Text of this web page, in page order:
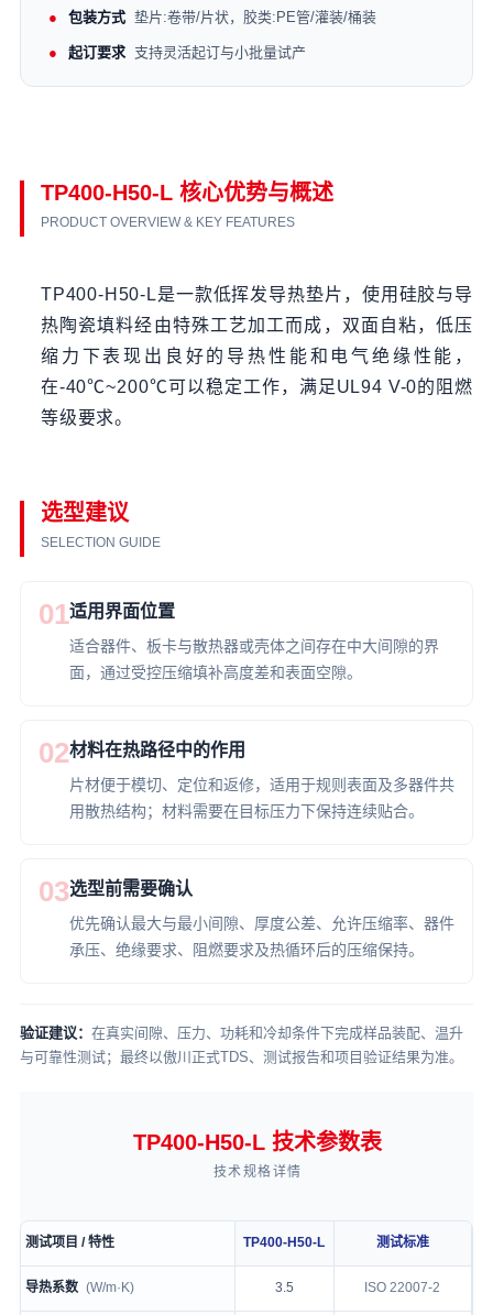
包装方式 垫片:卷带/片状，胶类:PE管/灌装/桶装
起订要求 支持灵活起订与小批量试产
TP400-H50-L 核心优势与概述
PRODUCT OVERVIEW & KEY FEATURES
TP400-H50-L是一款低挥发导热垫片，使用硅胶与导
热陶瓷填料经由特殊工艺加工而成，双面自粘，低压
缩力下表现出良好的导热性能和电气绝缘性能，
在-40℃~200℃可以稳定工作，满足UL94 V-0的阻燃
等级要求。
选型建议
SELECTION GUIDE
01适用界面位置
适合器件、板卡与散热器或壳体之间存在中大间隙的界
面，通过受控压缩填补高度差和表面空隙。
02材料在热路径中的作用
片材便于模切、定位和返修，适用于规则表面及多器件共
用散热结构；材料需要在目标压力下保持连续贴合。
03选型前需要确认
优先确认最大与最小间隙、厚度公差、允许压缩率、器件
承压、绝缘要求、阻燃要求及热循环后的压缩保持。
验证建议： 在真实间隙、压力、功耗和冷却条件下完成样品装配、温升
与可靠性测试；最终以傲川正式TDS、测试报告和项目验证结果为准。
TP400-H50-L 技术参数表
技术规格详情
TP400-H50-L technical specification table
测试项目 / 特性 TP400-H50-L 测试标准
导热系数 (W/m·K) 3.5 ISO 22007-2